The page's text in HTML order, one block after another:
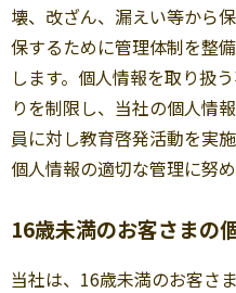
壊、改ざん、漏えい等から
保するために管理体制を整
します。個人情報を取り扱
りを制限し、当社の個人情
員に対し教育啓発活動を実
個人情報の適切な管理に努め
16歳未満のお客さまの
当社は、16歳未満のお客さ